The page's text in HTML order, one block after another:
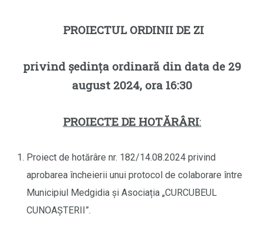
PROIECTUL ORDINII DE ZI
privind ședința ordinară din data de 29
august 2024, ora 16:30
PROIECTE DE HOTĂRÂRI:
Proiect de hotărâre nr. 182/14.08.2024 privind
aprobarea încheierii unui protocol de colaborare între
Municipiul Medgidia și Asociația „CURCUBEUL
CUNOAȘTERII”.